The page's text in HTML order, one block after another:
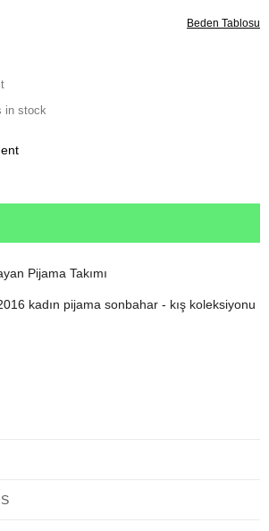
Beden Tablosu
in stock
Pijama Takımı
kadın pijama sonbahar - kış koleksiyonu
%35 Polyester